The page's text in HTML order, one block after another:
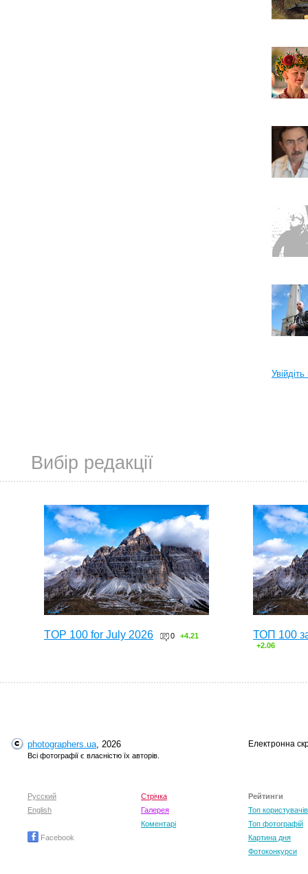
Вибір редакції
TOP 100 for July 2026 0 +4.21 ТОП 100
+2.06
photographers.ua, 2026
Всі фотографії є власністю їх авторів.
Електронна
Русский
English
Facebook
Стрічка
Галерея
Коментарі
Рейтинги
Топ користувачів
Топ фотографій
Картина дня
Фотоконкурси